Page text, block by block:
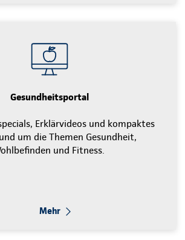
Gesundheitsportal
Erklärvideos und kompaktes
um die Themen Gesundheit,
und Fitness.
Mehr